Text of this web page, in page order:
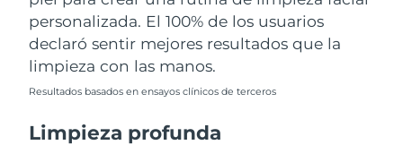
personalizada. El 100% de los usuarios
declaró sentir mejores resultados que la
limpieza con las manos.
Resultados basados en ensayos clínicos de terceros
Limpieza profunda
Filipinas Entrega prevista
Polonia
Portugal